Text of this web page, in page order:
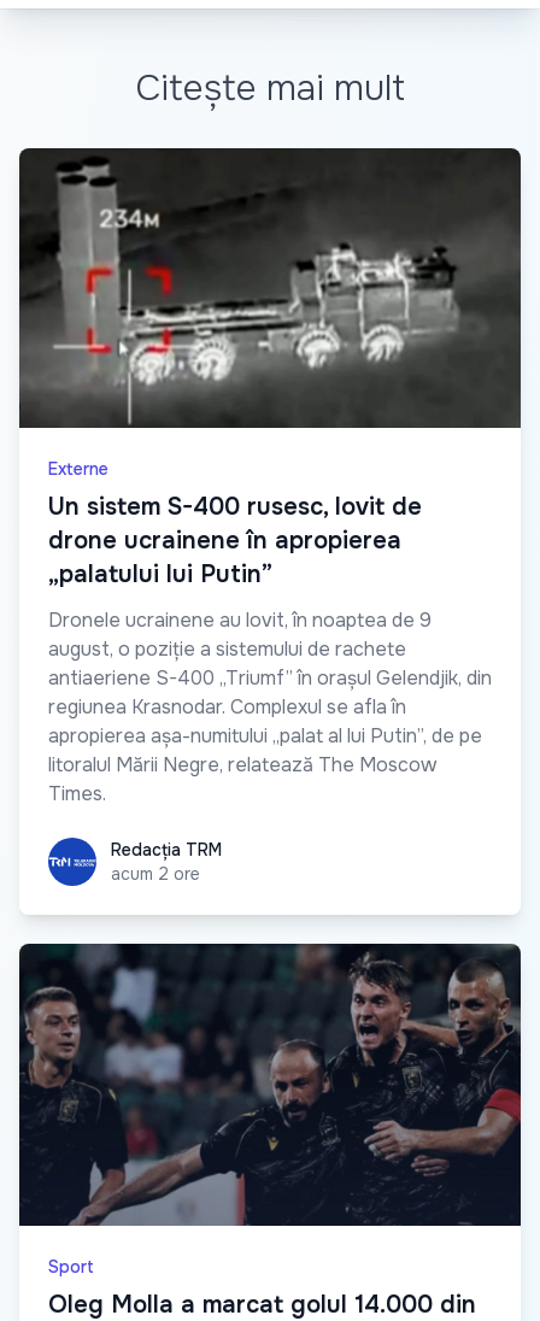
Citește mai mult
Externe
Un sistem S-400 rusesc, lovit de
drone ucrainene în apropierea
„palatului lui Putin”
Dronele ucrainene au lovit, în noaptea de 9
august, o poziție a sistemului de rachete
antiaeriene S-400 „Triumf” în orașul Gelendjik, din
regiunea Krasnodar. Complexul se afla în
apropierea așa-numitului „palat al lui Putin”, de pe
litoralul Mării Negre, relatează The Moscow
Times.
Redacția TRM
Redacția TRM
acum 2 ore
Sport
Oleg Molla a marcat golul 14.000 din